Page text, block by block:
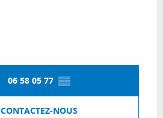
06 58 05 77 ▒▒
CONTACTEZ-NOUS